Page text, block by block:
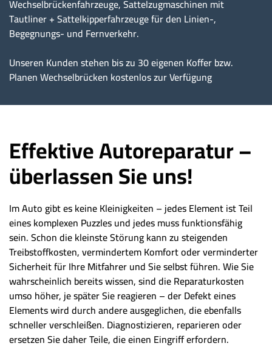
Wechselbrückenfahrzeuge, Sattelzugmaschinen mit
Tautliner + Sattelkipperfahrzeuge für den Linien-,
Begegnungs- und Fernverkehr.
Unseren Kunden stehen bis zu 30 eigenen Koffer bzw.
Planen Wechselbrücken kostenlos zur Verfügung
Effektive Autoreparatur –
überlassen Sie uns!
Im Auto gibt es keine Kleinigkeiten – jedes Element ist Teil
eines komplexen Puzzles und jedes muss funktionsfähig
sein. Schon die kleinste Störung kann zu steigenden
Treibstoffkosten, vermindertem Komfort oder verminderter
Sicherheit für Ihre Mitfahrer und Sie selbst führen. Wie Sie
wahrscheinlich bereits wissen, sind die Reparaturkosten
umso höher, je später Sie reagieren – der Defekt eines
Elements wird durch andere ausgeglichen, die ebenfalls
schneller verschleißen. Diagnostizieren, reparieren oder
ersetzen Sie daher Teile, die einen Eingriff erfordern.